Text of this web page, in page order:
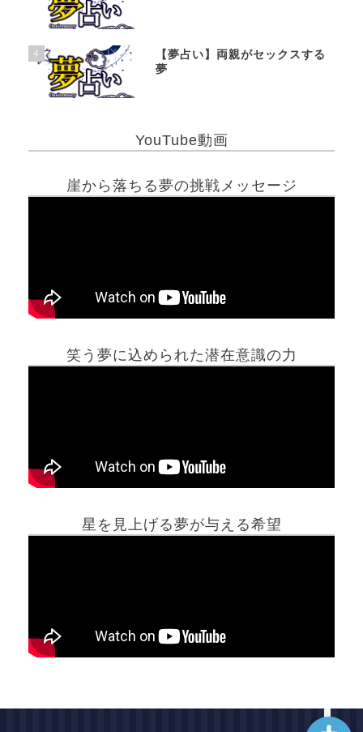
4
【夢占い】両親がセックスする
夢
YouTube動画
崖から落ちる夢の挑戦メッセージ
笑う夢に込められた潜在意識の力
星を見上げる夢が与える希望
ホーム
最新記事動画